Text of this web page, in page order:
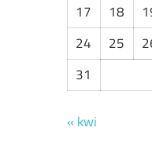
17
18
24
25
31
« kwi